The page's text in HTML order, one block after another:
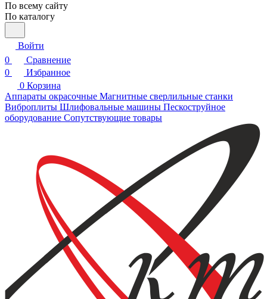
По всему сайту
По каталогу
Войти
0
Сравнение
0
Избранное
0 Корзина
Аппараты окрасочные Магнитные сверлильные станки
Виброплиты Шлифовальные машины Пескоструйное
оборудование Сопутствующие товары